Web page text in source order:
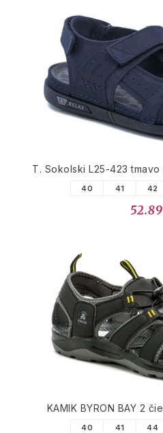
T. Sokolski L25-423
40 41 42
KAMIK BYRON BAY 2
40 41 44